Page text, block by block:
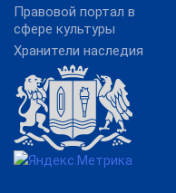
Правовой портал в
сфере культуры
Хранители наследия